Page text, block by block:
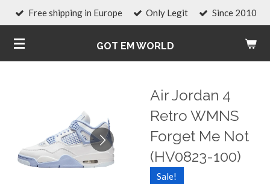
Vai
contenuto
principale
GOT EM WORLD
Free shipping in Europe Only Legit Since 2010
Air Jordan 4
Retro WMNS
Forget Me Not
(HV0823-100)
Sale!